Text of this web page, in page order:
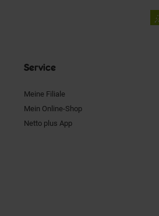
Service
Meine Filiale
Mein Online-Shop
Netto plus App